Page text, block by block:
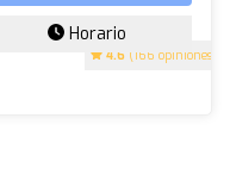
4.6 (166 opiniones)
Horario